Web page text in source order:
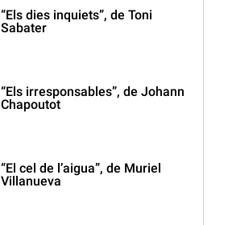
“Els dies inquiets”, de Toni
Sabater
“Els irresponsables”, de Johann
Chapoutot
“El cel de l’aigua”, de Muriel
Villanueva